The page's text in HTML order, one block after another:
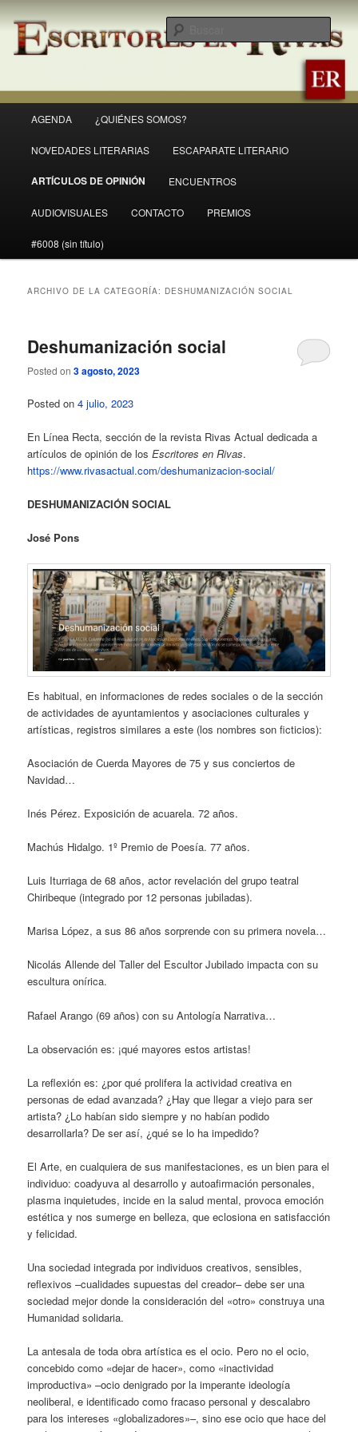
Ir
al
contenido
principal
Ir
al
contenido
secundario
Revista Escritores en Rivas
principal
AGENDA ¿QUIÉNES SOMOS?
NOVEDADES LITERARIAS ESCAPARATE LITERARIO
ARTÍCULOS DE OPINIÓN ENCUENTROS
AUDIOVISUALES CONTACTO PREMIOS
#6008 (sin título)
ARCHIVO DE LA CATEGORÍA: DESHUMANIZACIÓN SOCIAL
Deshumanización social
Posted on3 agosto, 2023
Posted on4 julio, 2023
En Línea Recta, sección de la revista Rivas Actual dedicada a
artículos de opinión de losEscritores en Rivas.
https://www.rivasactual.com/deshumanizacion-social/
DESHUMANIZACIÓN SOCIAL
José Pons
Es habitual, en informaciones de redes sociales o de la sección
de actividades de ayuntamientos y asociaciones culturales y
artísticas, registros similares a este (los nombres son ficticios):
Asociación de Cuerda Mayores de 75 y sus conciertos de
Navidad…
Inés Pérez. Exposición de acuarela. 72 años.
Machús Hidalgo. 1º Premio de Poesía. 77 años.
Luis Iturriaga de 68 años, actor revelación del grupo teatral
Chiribeque (integrado por 12 personas jubiladas).
Marisa López, a sus 86 años sorprende con su primera novela…
Nicolás Allende del Taller del Escultor Jubilado impacta con su
escultura onírica.
Rafael Arango (69 años) con su Antología Narrativa…
La observación es: ¡qué mayores estos artistas!
La reflexión es: ¿por qué prolifera la actividad creativa en
personas de edad avanzada? ¿Hay que llegar a viejo para ser
artista? ¿Lo habían sido siempre y no habían podido
desarrollarla? De ser así, ¿qué se lo ha impedido?
El Arte, en cualquiera de sus manifestaciones, es un bien para el
individuo: coadyuva al desarrollo y autoafirmación personales,
plasma inquietudes, incide en la salud mental, provoca emoción
estética y nos sumerge en belleza, que eclosiona en satisfacción
y felicidad.
Una sociedad integrada por individuos creativos, sensibles,
reflexivos –cualidades supuestas del creador– debe ser una
sociedad mejor donde la consideración del «otro» construya una
Humanidad solidaria.
La antesala de toda obra artística es el ocio. Pero no el ocio,
concebido como «dejar de hacer», como «inactividad
improductiva» –ocio denigrado por la imperante ideología
neoliberal, e identificado como fracaso personal y descalabro
para los intereses «globalizadores»–, sino ese ocio que hace del